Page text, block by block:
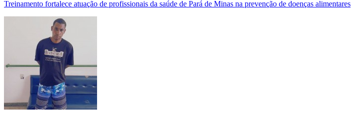
Treinamento fortalece atuação de profissionais da saúde de Pará de Minas na prevenção de doenças alimentares